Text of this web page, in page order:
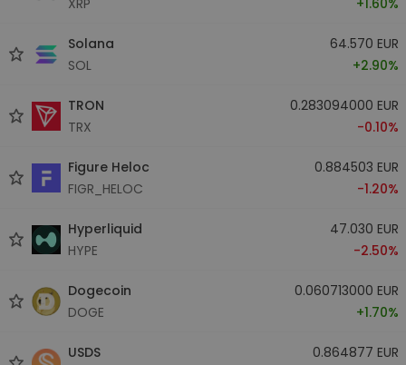
Solana
SOL
64.570 EUR
+2.90%
TRON
TRX
0.283094000 EUR
-0.10%
Figure Heloc
FIGR_HELOC
0.884503 EUR
-1.20%
Hyperliquid
HYPE
47.030 EUR
-2.50%
Dogecoin
DOGE
0.060713000 EUR
+1.70%
USDS
0.864877 EUR